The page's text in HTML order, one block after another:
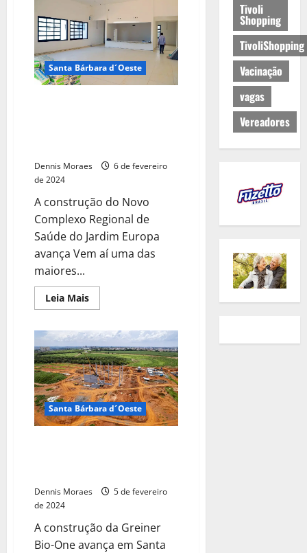
Santa Bárbara d´Oeste
Dennis Moraes
6 de fevereiro
de 2024
A construção do Novo
Complexo Regional de
Saúde do Jardim Europa
avança Vem aí uma das
maiores...
Leia Mais
Santa Bárbara d´Oeste
Dennis Moraes
5 de fevereiro
de 2024
A construção da Greiner
Bio-One avança em Santa
Tivoli
Shopping
TivoliShopping
Vacinação
vagas
Vereadores